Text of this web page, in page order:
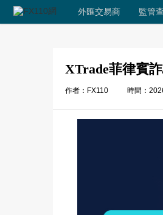
外匯交易商 監管
XTrade菲律賓
作者：FX110 時間：